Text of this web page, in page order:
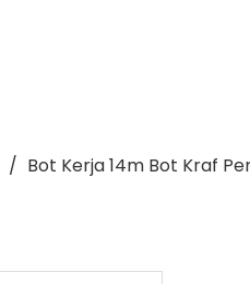
/ Bot Kerja 14m Bot Kraf